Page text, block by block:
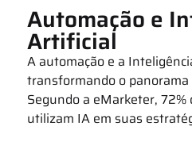
Automação e
Artificial
A automação e a
transformando o
Segundo a eMarketer, 72%
utilizam IA em suas